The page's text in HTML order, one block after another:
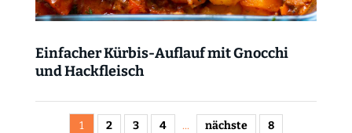
Einfacher Kürbis-Auflauf mit Gnocchi
und Hackfleisch
1 2 3 4 ... nächste 8